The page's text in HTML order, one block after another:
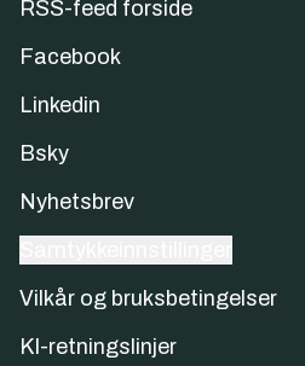
RSS-feed forside
Facebook
Linkedin
Bsky
Nyhetsbrev
Vilkår og bruksbetingelser
KI-retningslinjer